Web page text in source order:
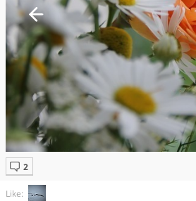
Like: